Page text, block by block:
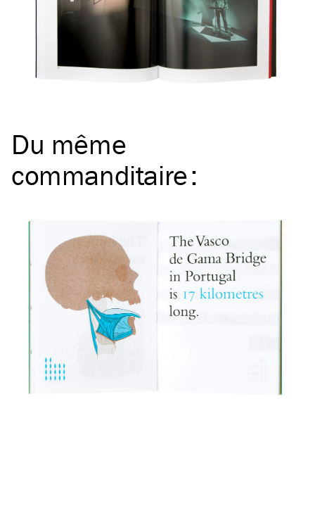
Du même
commanditaire: